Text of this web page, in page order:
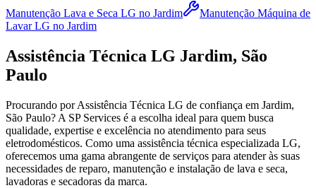
Manutenção Lava e Seca LG no Jardim
Manutenção Máquina de
Lavar LG no Jardim
Assistência Técnica LG Jardim, São
Paulo
Procurando por Assistência Técnica LG de confiança em Jardim,
São Paulo? A SP Services é a escolha ideal para quem busca
qualidade, expertise e excelência no atendimento para seus
eletrodomésticos. Como uma assistência técnica especializada LG,
oferecemos uma gama abrangente de serviços para atender às suas
necessidades de reparo, manutenção e instalação de lava e seca,
lavadoras e secadoras da marca.